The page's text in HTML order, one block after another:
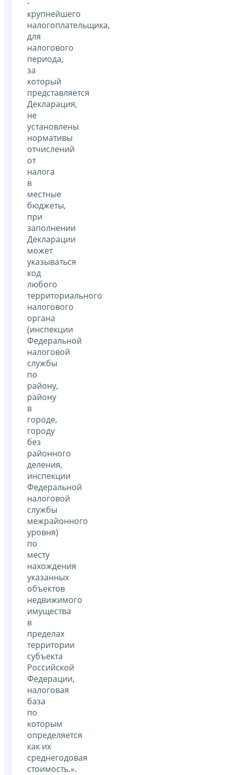
-
крупнейшего
налогоплательщика,
для
налогового
периода,
за
который
представляется
Декларация,
не
установлены
нормативы
отчислений
от
налога
в
местные
бюджеты,
при
заполнении
Декларации
может
указываться
код
любого
территориального
налогового
органа
(инспекции
Федеральной
налоговой
службы
по
району,
району
в
городе,
городу
без
районного
деления,
инспекции
Федеральной
налоговой
службы
межрайонного
уровня)
по
месту
нахождения
указанных
объектов
недвижимого
имущества
в
пределах
территории
субъекта
Российской
Федерации,
налоговая
база
по
которым
определяется
как их
среднегодовая
стоимость.».